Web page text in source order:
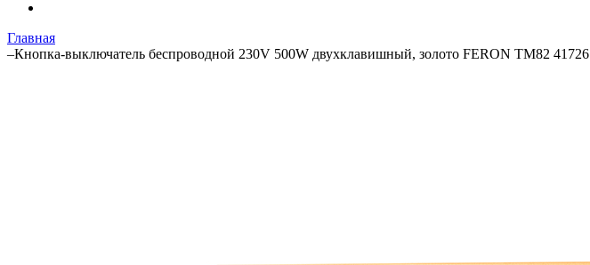
Главная
–Кнопка-выключатель беспроводной 230V 500W двухклавишный, золото FERON TM82 41726